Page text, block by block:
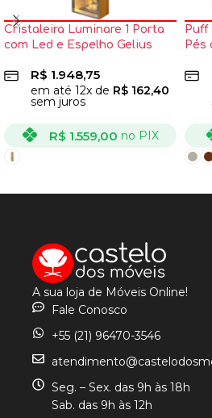
Cristaleira Luminare 1 Porta
com Led e Espelho Gelius
R$ 1.948,75
em até 12x de R$ 162,40
sem juros
R$ 1.559,00 no PIX
Puff
Pés
A sua loja de Móveis Online!
Fale Conosco
+55 (21) 96470-3546
Seg. – Sex. das 9h às 18h
Sab. das 9h às 12h